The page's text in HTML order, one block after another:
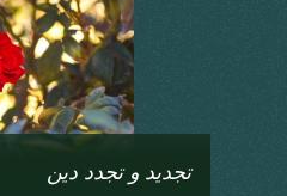
تجدید و تجدد دین